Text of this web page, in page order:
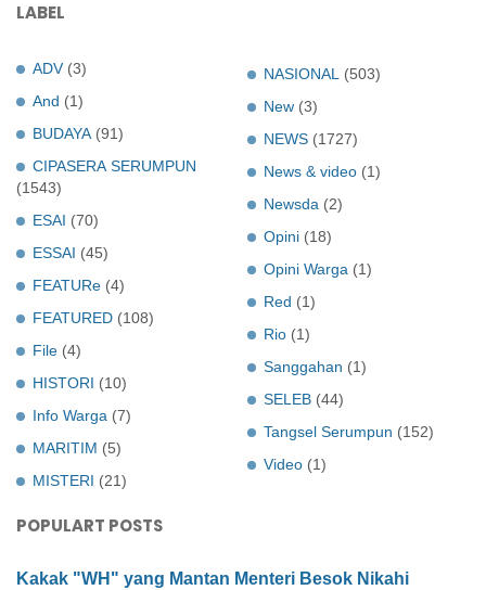
LABEL
ADV (3)
And (1)
BUDAYA (91)
CIPASERA SERUMPUN
(1543)
ESAI (70)
ESSAI (45)
FEATURe (4)
FEATURED (108)
File (4)
HISTORI (10)
Info Warga (7)
MARITIM (5)
MISTERI (21)
NASIONAL
(503)
New (3)
NEWS (1727)
News & video (1)
Newsda (2)
Opini (18)
Opini Warga (1)
Red (1)
Rio (1)
Sanggahan (1)
SELEB (44)
Tangsel Serumpun (152)
Video (1)
POPULART POSTS
Kakak "WH" yang Mantan Menteri Besok Nikahi